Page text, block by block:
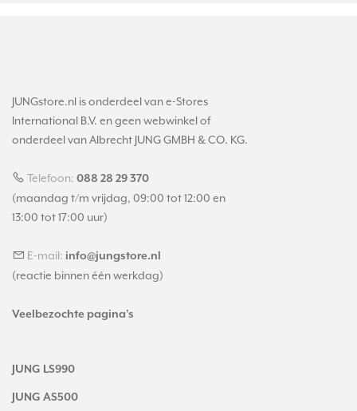
JUNGstore.nl is onderdeel van e-Stores
International B.V. en geen webwinkel of
onderdeel van Albrecht JUNG GMBH & CO. KG.
Telefoon: 088 28 29 370
(maandag t/m vrijdag, 09:00 tot 12:00 en
13:00 tot 17:00 uur)
E-mail: info@jungstore.nl
(reactie binnen één werkdag)
Veelbezochte pagina's
JUNG LS990
JUNG AS500